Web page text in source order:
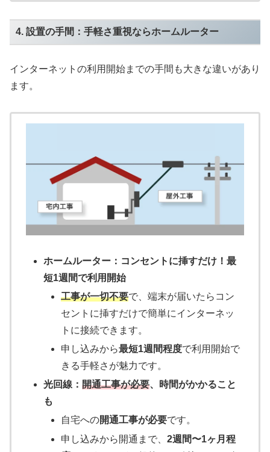
4. 設置の手間：手軽さ重視ならホームルーター
インターネットの利用開始までの手間も大きな違いがあり
ます。
ホームルーター：コンセントに挿すだけ！最
短1週間で利用開始
工事が一切不要で、端末が届いたらコン
セントに挿すだけで簡単にインターネッ
トに接続できます。
申し込みから最短1週間程度で利用開始で
きる手軽さが魅力です。
光回線：開通工事が必要、時間がかかること
も
自宅への開通工事が必要です。
申し込みから開通まで、2週間〜1ヶ月程